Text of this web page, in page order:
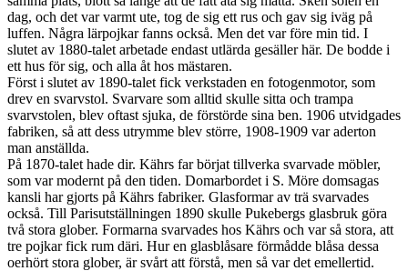
dag, och det var varmt ute, tog de sig ett rus och gav sig iväg på
luffen. Några lärpojkar fanns också. Men det var före min tid. I
slutet av 1880-talet arbetade endast utlärda gesäller här. De bodde i
ett hus för sig, och alla åt hos mästaren.
Först i slutet av 1890-talet fick verkstaden en fotogenmotor, som
drev en svarvstol. Svarvare som alltid skulle sitta och trampa
svarvstolen, blev oftast sjuka, de förstörde sina ben. 1906 utvidgades
fabriken, så att dess utrymme blev större, 1908-1909 var aderton
man anställda.
På 1870-talet hade dir. Kährs far börjat tillverka svarvade möbler,
som var modernt på den tiden. Domarbordet i S. Möre domsagas
kansli har gjorts på Kährs fabriker. Glasformar av trä svarvades
också. Till Parisutställningen 1890 skulle Pukebergs glasbruk göra
två stora glober. Formarna svarvades hos Kährs och var så stora, att
tre pojkar fick rum däri. Hur en glasblåsare förmådde blåsa dessa
oerhört stora glober, är svårt att förstå, men så var det emellertid.